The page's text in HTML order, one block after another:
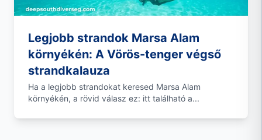
Legjobb strandok Marsa Alam
környékén: A Vörös-tenger végső
strandkalauza
Ha a legjobb strandokat keresed Marsa Alam
környékén, a rövid válasz ez: itt található a...